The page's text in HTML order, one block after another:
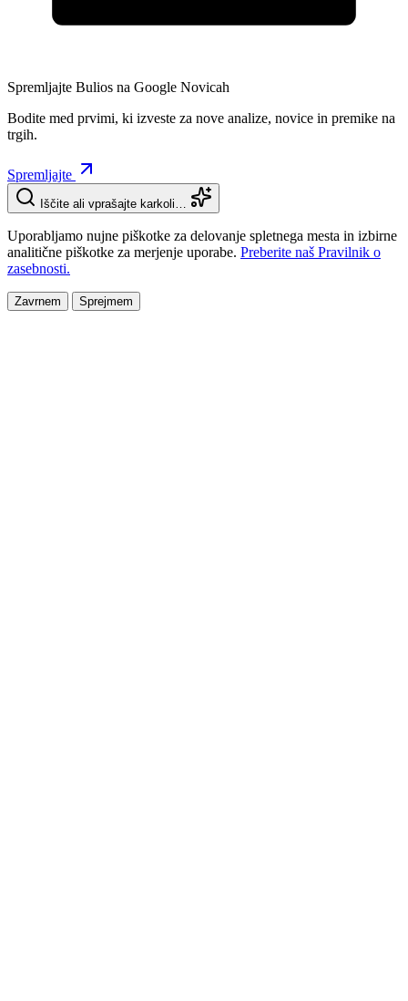
Spremljajte Bulios na Google Novicah
Bodite med prvimi, ki izveste za nove analize, novice in premike na
trgih.
Spremljajte
Iščite ali vprašajte karkoli…
Uporabljamo nujne piškotke za delovanje spletnega mesta in izbirne
analitične piškotke za merjenje uporabe. Preberite naš Pravilnik o
zasebnosti.
Zavrnem Sprejmem